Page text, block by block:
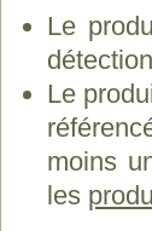
Le
Le
moins
les